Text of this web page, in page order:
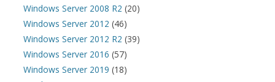
Windows Server 2008 R2 (20)
Windows Server 2012 (46)
Windows Server 2012 R2 (39)
Windows Server 2016 (57)
Windows Server 2019 (18)